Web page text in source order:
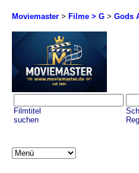
Moviemaster > Filme > G > Gods
Filmtitel
suchen